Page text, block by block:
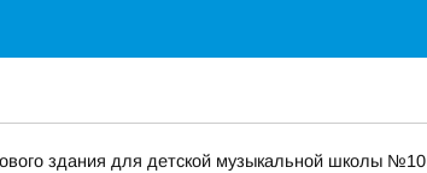
здания для детской музыкальной школы №10